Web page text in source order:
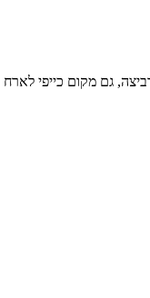
גם מקום כייפי